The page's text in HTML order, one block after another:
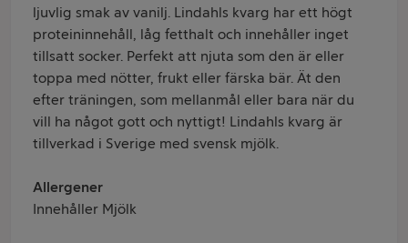
ljuvlig smak av vanilj. Lindahls kvarg har ett högt
proteininnehåll, låg fetthalt och innehåller inget
tillsatt socker. Perfekt att njuta som den är eller
toppa med nötter, frukt eller färska bär. Ät den
efter träningen, som mellanmål eller bara när du
vill ha något gott och nyttigt! Lindahls kvarg är
tillverkad i Sverige med svensk mjölk.
Allergener
Innehåller Mjölk